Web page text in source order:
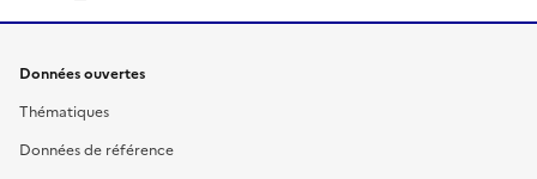
Données ouvertes
Thématiques
Données de référence